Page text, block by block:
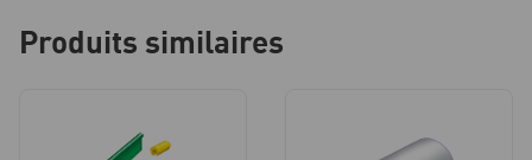
Produits similaires